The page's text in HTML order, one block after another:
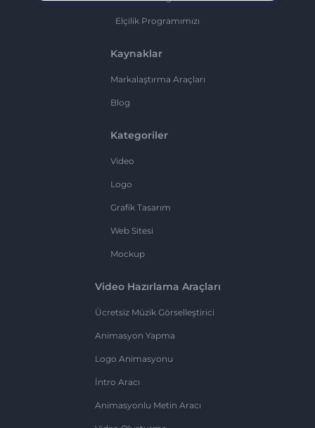
Elçilik Programımızı
Kaynaklar
Markalaştırma Araçları
Blog
Kategoriler
Video
Logo
Grafik Tasarım
Web Sitesi
Mockup
Video Hazırlama Araçları
Ücretsiz Müzik Görselleştirici
Animasyon Yapma
Logo Animasyonu
İntro Aracı
Animasyonlu Metin Aracı